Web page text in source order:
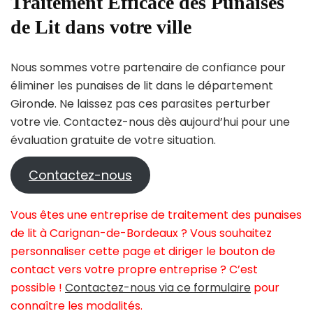
de Lit dans votre ville
Nous sommes votre partenaire de confiance pour
éliminer les punaises de lit dans le département
Gironde. Ne laissez pas ces parasites perturber
votre vie. Contactez-nous dès aujourd’hui pour une
évaluation gratuite de votre situation.
Contactez-nous
Vous êtes une entreprise de traitement des punaises
de lit à Carignan-de-Bordeaux ? Vous souhaitez
personnaliser cette page et diriger le bouton de
contact vers votre propre entreprise ? C’est
possible ! Contactez-nous via ce formulaire pour
connaître les modalités.